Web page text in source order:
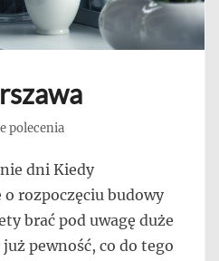
polecenia
dni Kiedy
rozpoczęciu budowy
brać pod uwagę duże
pewność, co do tego